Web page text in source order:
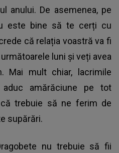
anului. De asemenea, pe
este bine să te cerți cu
că relația voastră va fi
luni și veți avea
Mai mult chiar, lacrimile
amărăciune pe tot
trebuie să ne ferim de
supărări.
nu trebuie să fii